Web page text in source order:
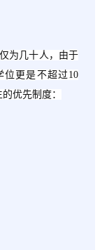
为几十人，由于
位更是不超过10
优先制度：